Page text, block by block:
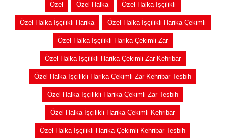
Özel Özel Halka Özel Halka İşçilikli
Özel Halka İşçilikli Harika Özel Halka İşçilikli Harika Çekimli
Özel Halka İşçilikli Harika Çekimli Zar
Özel Halka İşçilikli Harika Çekimli Zar Kehribar
Özel Halka İşçilikli Harika Çekimli Zar Kehribar Tesbih
Özel Halka İşçilikli Harika Çekimli Zar Tesbih
Özel Halka İşçilikli Harika Çekimli Kehribar
Özel Halka İşçilikli Harika Çekimli Kehribar Tesbih